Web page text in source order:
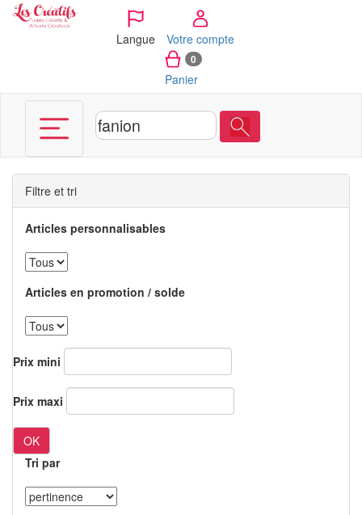
Langue Votre compte
0
Panier
Filtre et tri
Articles personnalisables
Articles en promotion / solde
Prix mini
Prix maxi
OK
Tri par
Panneau de gestion des cookies